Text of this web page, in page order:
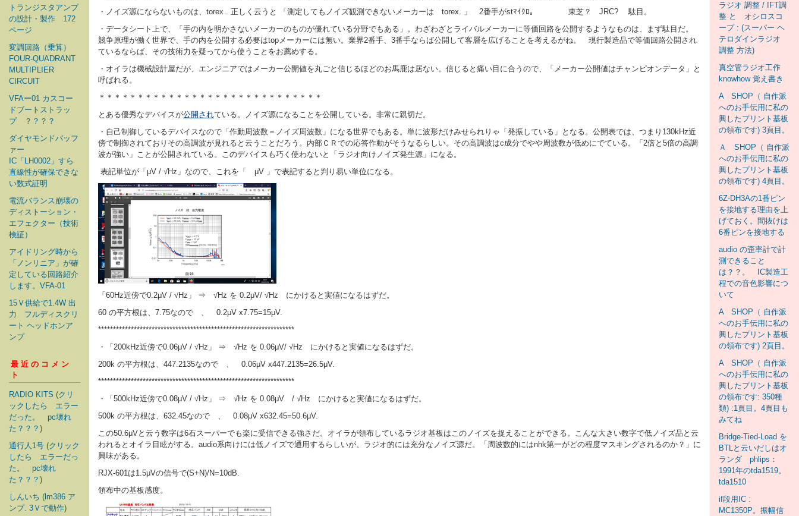
トランジスタアンプ
の設計・製作 172
ページ
変調回路（乗算）
FOUR-QUADRANT
MULTIPLIER
CIRCUIT
VFAー01 カスコー
ドブートストラッ
プ ？？？？
ダイヤモンドバッフ
ァー
IC「LH0002」すら
直線性が確保できな
い数式証明
電流バランス崩壊の
ディストーション・
エフェクター（技術
検証）
アイドリング時から
「ノンリニア」が確
定している回路紹介
します。VFA-01
15Ｖ供給で1.4W 出
力 フルディスクリ
ート ヘッドホンア
ンプ
最近のコメン
ト
RADIO KITS (クリ
ックしたら エラー
だった。 pc壊れ
た？？？ )
通行人1号 (クリック
したら エラーだっ
た。 pc壊れ
た？？？ )
しんいち ( lm386 ア
ンプ. 3Ｖで動作)
・ノイズ源にならないものは、torex . 正しく云うと 「 測定してもノイズ観測できないメーカーは torex. 」 2番手がstﾏｲｸﾛ。 東芝？ JRC? 駄目。
・データシート上で、「手の内を明かさないメーカーのものが優れている分野でもある」。わざわざとライバルメーカーに等価回路を公開するようなものは、まず駄目だ。
競争原理が働く世界で、手の内を公開する必要はtopメーカーには無い。業界2番手、3番手ならば公開して客層を広げることを考えるがね。 現行製造品で等価回路公開され
ているならば、その技術力を疑ってから使うことをお薦めする。
・オイラは機械設計屋だが、エンジニアではメーカー公開値を丸ごと信じるほどのお馬鹿は居ない。信じると痛い目に合うので、「メーカー公開値はチャンピオンデータ」と
呼ばれる。
＊＊＊＊＊＊＊＊＊＊＊＊＊＊＊＊＊＊＊＊＊＊＊＊＊＊＊＊＊
とある優秀なデバイスが公開されている。ノイズ源になることを公開している。非常に親切だ。
・自己制御しているデバイスなので「作動周波数＝ノイズ周波数」になる世界でもある。単に波形だけみせられりゃ「発振している」となる。公開表では、つまり130kHz近
傍で制御されておりその高調波が見れると云うことだろう。内部ＣＲでの応答作動がそうなるらしい。その高調波はc成分でやや周波数が低めにでている。「2倍と5倍の高調
波が強い」ことが公開されている。このデバイスも巧く使わないと「ラジオ向けノイズ発生源」になる。
表記単位が「μV / √Hz」なので、これを「 μV 」で表記すると判り易い単位になる。
「60Hz近傍で0.2μV / √Hz」 ⇒ √Hz を 0.2μV/ √Hz にかけると実値になるはずだ。
60 の平方根は、7.75なので 、 0.2μV x7.75=15μV.
******************************************************************
・「200kHz近傍で0.06μV / √Hz」 ⇒ √Hz を 0.06μV/ √Hz にかけると実値になるはずだ。
200k の平方根は、 447.2135なので 、 0.06μV x447.2135=26.5μV.
******************************************************************
・「500kHz近傍で0.08μV / √Hz」 ⇒ √Hz を 0.08μV / √Hz にかけると実値になるはずだ。
500k の平方根は、632.45なので 、 0.08μV x632.45=50.6μV.
この50.6μVと云う数字は6石スーパーでも楽に受信できる強さだ。オイラが領布しているラジオ基板はこのノイズを捉えることができる。こんな大きい数字で低ノイズ品と云
われるとオイラ目眩がする。audio系向けには低ノイズで通用するらしいが、ラジオ的には充分なノイズ源だ。「周波数的にはnhk第一がどの程度マスキングされるのか？」に
興味がある。
RJX-601は1.5μVの信号で(S+N)/N=10dB.
領布中の基板感度。
ラジオ 調整 / IFT調
整 と オシロスコ
ープ : (スーパー ヘ
テロダインラジオ
調整 方法)
真空管ラジオ工作
knowhow 覚え書き
A SHOP（ 自作派
へのお手伝用に私の
興したプリント基板
の領布です) 3頁目。
Ａ SHOP（ 自作派
へのお手伝用に私の
興したプリント基板
の領布です) 4頁目。
6Z-DH3Aの1番ピン
を接地する理由を上
げておく。間抜けは
6番ピンを接地する
audio の歪率計で計
測できること
は？？。 IC製造工
程での音色影響につ
いて
A SHOP（ 自作派
へのお手伝用に私の
興したプリント基板
の領布です) 2頁目。
A SHOP（ 自作派
へのお手伝用に私の
興したプリント基板
の領布です: 350種
類) :1頁目。4頁目も
みてね
Bridge-Tied-Load を
BTLと云いだしはオ
ランダ phlips：
1991年のtda1519。
tda1510
if段用IC :
MC1350P。振幅信